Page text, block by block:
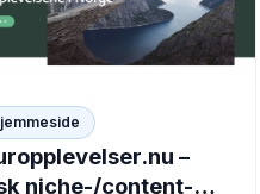
–
niche-/content-